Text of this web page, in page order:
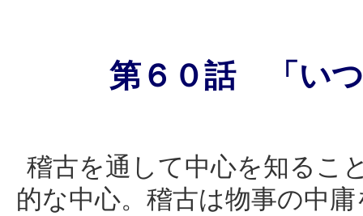
第６０話 「い
稽古を通して中心を知るこ
的な中心。稽古は物事の中